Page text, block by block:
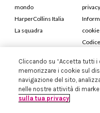
mondo
HarperCollins Italia
La squadra
privacy
cookie
HarperCollins Italia
Cod. Fiscale e P.IVA
Iscritta in Milano al Registro
Cliccando su “Accetta tutti
memorizzare i cookie sul
navigazione del sito,
nelle nostre attività di
sulla tua privacy